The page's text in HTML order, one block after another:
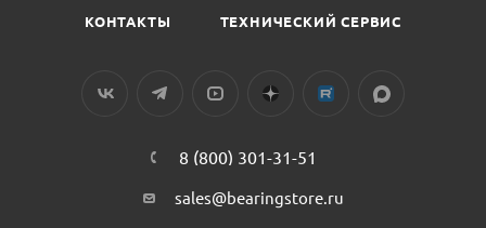
КОНТАКТЫ ТЕХНИЧЕСКИЙ СЕРВИС
8 (800) 301-31-51
sales@bearingstore.ru